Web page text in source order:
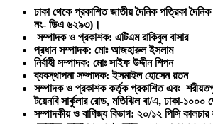
ঢাকা থেকে প্রকাশিত জাতীয় দৈনিক পত্রিকা
নং- ডিএ ৬২৯৩)।
সম্পাদক ও প্রকাশক: এটিএম রাকিবুল বাসার
প্রধান সম্পাদক: মোঃ আজহারুল ইসলাম
নির্বাহী সম্পাদক: মোঃ সাইফ উদ্দীন শিপন
ব্যবস্থাপনা সম্পাদক: ইসমাইল হোসেন রতন
সম্পাদক ও প্রকাশক কর্তৃক প্রকাশিত এবং
টয়েনবি সার্কুলার রোড, মতিঝিল বা/এ, ঢাকা-১০০০
সম্পাদকীয় ও বাণিজ্য বিভাগ: ২০/১২ পিসি কালচার